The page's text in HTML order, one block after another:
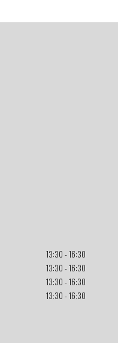
13:30 - 16:30
13:30 - 16:30
13:30 - 16:30
13:30 - 16:30